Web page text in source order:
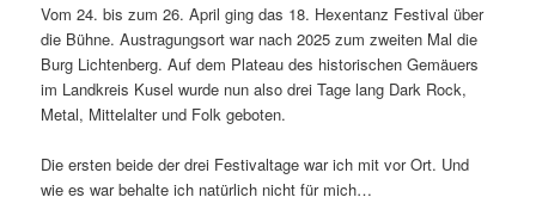
Vom 24. bis zum 26. April ging das 18. Hexentanz Festival über
die Bühne. Austragungsort war nach 2025 zum zweiten Mal die
Burg Lichtenberg. Auf dem Plateau des historischen Gemäuers
im Landkreis Kusel wurde nun also drei Tage lang Dark Rock,
Metal, Mittelalter und Folk geboten.
Die ersten beide der drei Festivaltage war ich mit vor Ort. Und
wie es war behalte ich natürlich nicht für mich…